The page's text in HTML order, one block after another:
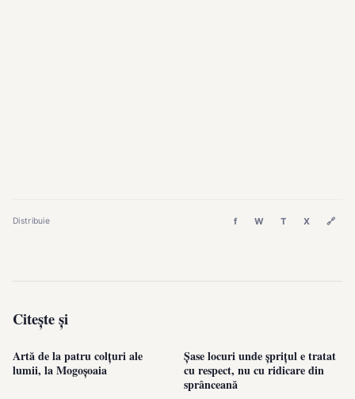
Distribuie f W T X 🔗
Citește și
Artă de la patru colțuri ale
lumii, la Mogoșoaia
Șase locuri unde șprițul e tratat
cu respect, nu cu ridicare din
sprânceană